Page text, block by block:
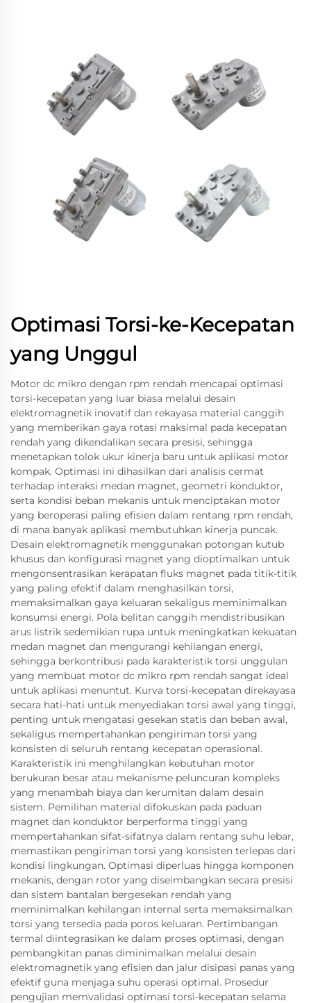
Optimasi Torsi-ke-Kecepatan
yang Unggul
Motor dc mikro dengan rpm rendah mencapai optimasi
torsi-kecepatan yang luar biasa melalui desain
elektromagnetik inovatif dan rekayasa material canggih
yang memberikan gaya rotasi maksimal pada kecepatan
rendah yang dikendalikan secara presisi, sehingga
menetapkan tolok ukur kinerja baru untuk aplikasi motor
kompak. Optimasi ini dihasilkan dari analisis cermat
terhadap interaksi medan magnet, geometri konduktor,
serta kondisi beban mekanis untuk menciptakan motor
yang beroperasi paling efisien dalam rentang rpm rendah,
di mana banyak aplikasi membutuhkan kinerja puncak.
Desain elektromagnetik menggunakan potongan kutub
khusus dan konfigurasi magnet yang dioptimalkan untuk
mengonsentrasikan kerapatan fluks magnet pada titik-titik
yang paling efektif dalam menghasilkan torsi,
memaksimalkan gaya keluaran sekaligus meminimalkan
konsumsi energi. Pola belitan canggih mendistribusikan
arus listrik sedemikian rupa untuk meningkatkan kekuatan
medan magnet dan mengurangi kehilangan energi,
sehingga berkontribusi pada karakteristik torsi unggulan
yang membuat motor dc mikro rpm rendah sangat ideal
untuk aplikasi menuntut. Kurva torsi-kecepatan direkayasa
secara hati-hati untuk menyediakan torsi awal yang tinggi,
penting untuk mengatasi gesekan statis dan beban awal,
sekaligus mempertahankan pengiriman torsi yang
konsisten di seluruh rentang kecepatan operasional.
Karakteristik ini menghilangkan kebutuhan motor
berukuran besar atau mekanisme peluncuran kompleks
yang menambah biaya dan kerumitan dalam desain
sistem. Pemilihan material difokuskan pada paduan
magnet dan konduktor berperforma tinggi yang
mempertahankan sifat-sifatnya dalam rentang suhu lebar,
memastikan pengiriman torsi yang konsisten terlepas dari
kondisi lingkungan. Optimasi diperluas hingga komponen
mekanis, dengan rotor yang diseimbangkan secara presisi
dan sistem bantalan bergesekan rendah yang
meminimalkan kehilangan internal serta memaksimalkan
torsi yang tersedia pada poros keluaran. Pertimbangan
termal diintegrasikan ke dalam proses optimasi, dengan
pembangkitan panas diminimalkan melalui desain
elektromagnetik yang efisien dan jalur disipasi panas yang
efektif guna menjaga suhu operasi optimal. Prosedur
pengujian memvalidasi optimasi torsi-kecepatan selama